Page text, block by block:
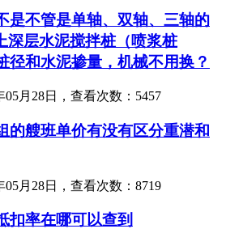
是不管是单轴、双轴、三轴的
深层水泥搅拌桩（喷浆桩
径和水泥掺量，机械不用换？
05月28日，查看次数：5457
的艘班单价有没有区分重潜和
05月28日，查看次数：8719
扣率在哪可以查到